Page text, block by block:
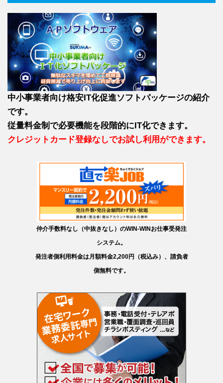
中小事業者向け格安IT化促進ソフトパッケージの紹介
です。
従量料金制で必要機能を段階的にIT化できます。
クレジットカード登録なしでお試し利用ができます。
仲介手数料なし（中抜きなし）のWIN-WINお仕事受発注
システム。
発注者側利用料金は月額料金2,200円（税込み）、請負者
側無料です。